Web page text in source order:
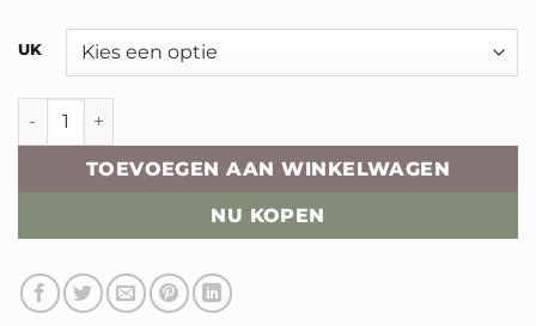
UK
Finn Comfort Lafayette aantal
TOEVOEGEN AAN WINKELWAGEN
NU KOPEN
Alternative: